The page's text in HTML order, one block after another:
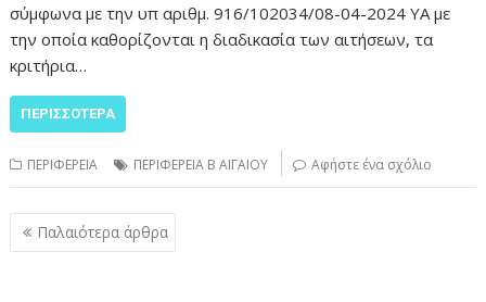
σύμφωνα με την υπ αριθμ. 916/102034/08-04-2024 ΥΑ με
την οποία καθορίζονται η διαδικασία των αιτήσεων, τα
κριτήρια…
ΠΕΡΙΣΣΌΤΕΡΑ
ΠΕΡΙΦΕΡΕΙΑ ΠΕΡΙΦΕΡΕΙΑ Β ΑΙΓΑΙΟΥ Αφήστε ένα σχόλιο
Πλοήγηση
άρθρων
Παλαιότερα άρθρα